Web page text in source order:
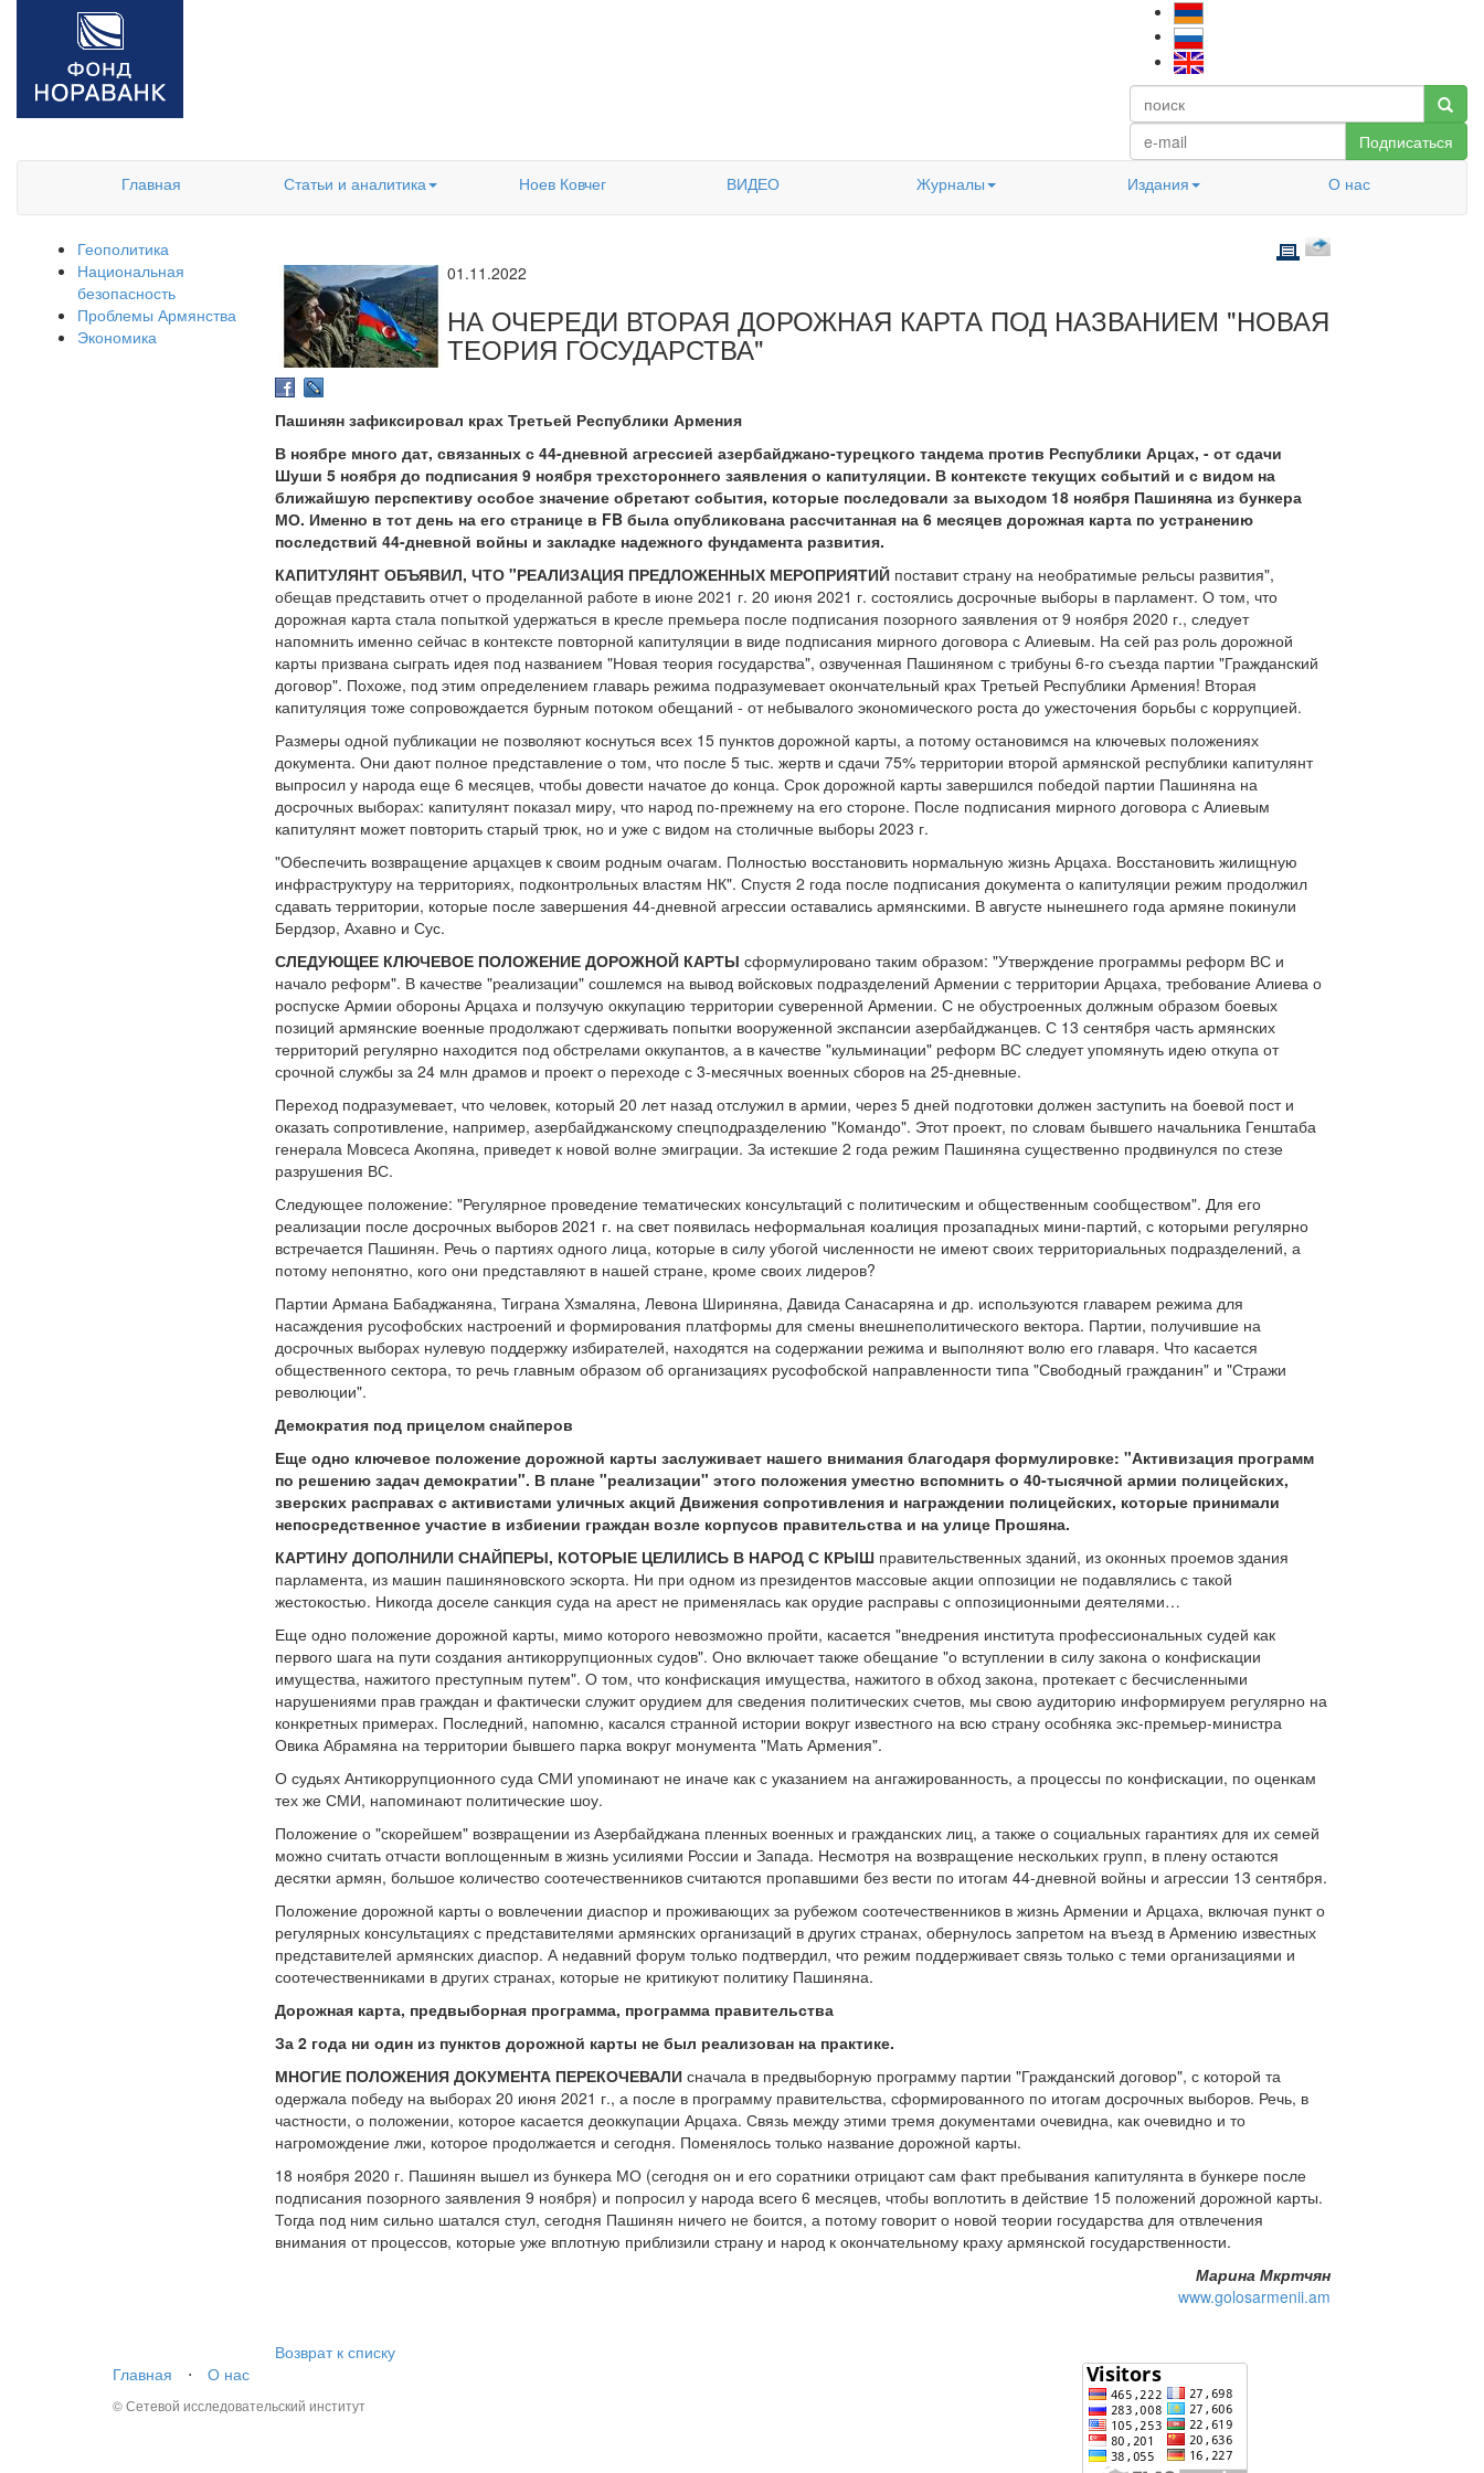
Подписаться
Главная
Статьи и аналитика Ноев Ковчег ВИДЕО Журналы Издания О нас
Геополитика
Национальная
безопасность
Проблемы Армянства
Экономика
01.11.2022
НА ОЧЕРЕДИ ВТОРАЯ ДОРОЖНАЯ КАРТА ПОД НАЗВАНИЕМ "НОВАЯ
ТЕОРИЯ ГОСУДАРСТВА"
Пашинян зафиксировал крах Третьей Республики Армения
В ноябре много дат, связанных с 44-дневной агрессией азербайджано-турецкого тандема против Республики Арцах, - от сдачи
Шуши 5 ноября до подписания 9 ноября трехстороннего заявления о капитуляции. В контексте текущих событий и с видом на
ближайшую перспективу особое значение обретают события, которые последовали за выходом 18 ноября Пашиняна из бункера
МО. Именно в тот день на его странице в FB была опубликована рассчитанная на 6 месяцев дорожная карта по устранению
последствий 44-дневной войны и закладке надежного фундамента развития.
КАПИТУЛЯНТ ОБЪЯВИЛ, ЧТО "РЕАЛИЗАЦИЯ ПРЕДЛОЖЕННЫХ МЕРОПРИЯТИЙ поставит страну на необратимые рельсы развития",
обещав представить отчет о проделанной работе в июне 2021 г. 20 июня 2021 г. состоялись досрочные выборы в парламент. О том, что
дорожная карта стала попыткой удержаться в кресле премьера после подписания позорного заявления от 9 ноября 2020 г., следует
напомнить именно сейчас в контексте повторной капитуляции в виде подписания мирного договора с Алиевым. На сей раз роль дорожной
карты призвана сыграть идея под названием "Новая теория государства", озвученная Пашиняном с трибуны 6-го съезда партии "Гражданский
договор". Похоже, под этим определением главарь режима подразумевает окончательный крах Третьей Республики Армения! Вторая
капитуляция тоже сопровождается бурным потоком обещаний - от небывалого экономического роста до ужесточения борьбы с коррупцией.
Размеры одной публикации не позволяют коснуться всех 15 пунктов дорожной карты, а потому остановимся на ключевых положениях
документа. Они дают полное представление о том, что после 5 тыс. жертв и сдачи 75% территории второй армянской республики капитулянт
выпросил у народа еще 6 месяцев, чтобы довести начатое до конца. Срок дорожной карты завершился победой партии Пашиняна на
досрочных выборах: капитулянт показал миру, что народ по-прежнему на его стороне. После подписания мирного договора с Алиевым
капитулянт может повторить старый трюк, но и уже с видом на столичные выборы 2023 г.
"Обеспечить возвращение арцахцев к своим родным очагам. Полностью восстановить нормальную жизнь Арцаха. Восстановить жилищную
инфраструктуру на территориях, подконтрольных властям НК". Спустя 2 года после подписания документа о капитуляции режим продолжил
сдавать территории, которые после завершения 44-дневной агрессии оставались армянскими. В августе нынешнего года армяне покинули
Бердзор, Ахавно и Сус.
СЛЕДУЮЩЕЕ КЛЮЧЕВОЕ ПОЛОЖЕНИЕ ДОРОЖНОЙ КАРТЫ сформулировано таким образом: "Утверждение программы реформ ВС и
начало реформ". В качестве "реализации" сошлемся на вывод войсковых подразделений Армении с территории Арцаха, требование Алиева о
роспуске Армии обороны Арцаха и ползучую оккупацию территории суверенной Армении. С не обустроенных должным образом боевых
позиций армянские военные продолжают сдерживать попытки вооруженной экспансии азербайджанцев. С 13 сентября часть армянских
территорий регулярно находится под обстрелами оккупантов, а в качестве "кульминации" реформ ВС следует упомянуть идею откупа от
срочной службы за 24 млн драмов и проект о переходе с 3-месячных военных сборов на 25-дневные.
Переход подразумевает, что человек, который 20 лет назад отслужил в армии, через 5 дней подготовки должен заступить на боевой пост и
оказать сопротивление, например, азербайджанскому спецподразделению "Командо". Этот проект, по словам бывшего начальника Генштаба
генерала Мовсеса Акопяна, приведет к новой волне эмиграции. За истекшие 2 года режим Пашиняна существенно продвинулся по стезе
разрушения ВС.
Следующее положение: "Регулярное проведение тематических консультаций с политическим и общественным сообществом". Для его
реализации после досрочных выборов 2021 г. на свет появилась неформальная коалиция прозападных мини-партий, с которыми регулярно
встречается Пашинян. Речь о партиях одного лица, которые в силу убогой численности не имеют своих территориальных подразделений, а
потому непонятно, кого они представляют в нашей стране, кроме своих лидеров?
Партии Армана Бабаджаняна, Тиграна Хзмаляна, Левона Шириняна, Давида Санасаряна и др. используются главарем режима для
насаждения русофобских настроений и формирования платформы для смены внешнеполитического вектора. Партии, получившие на
досрочных выборах нулевую поддержку избирателей, находятся на содержании режима и выполняют волю его главаря. Что касается
общественного сектора, то речь главным образом об организациях русофобской направленности типа "Свободный гражданин" и "Стражи
революции".
Демократия под прицелом снайперов
Еще одно ключевое положение дорожной карты заслуживает нашего внимания благодаря формулировке: "Активизация программ
по решению задач демократии". В плане "реализации" этого положения уместно вспомнить о 40-тысячной армии полицейских,
зверских расправах с активистами уличных акций Движения сопротивления и награждении полицейских, которые принимали
непосредственное участие в избиении граждан возле корпусов правительства и на улице Прошяна.
КАРТИНУ ДОПОЛНИЛИ СНАЙПЕРЫ, КОТОРЫЕ ЦЕЛИЛИСЬ В НАРОД С КРЫШ правительственных зданий, из оконных проемов здания
парламента, из машин пашиняновского эскорта. Ни при одном из президентов массовые акции оппозиции не подавлялись с такой
жестокостью. Никогда доселе санкция суда на арест не применялась как орудие расправы с оппозиционными деятелями…
Еще одно положение дорожной карты, мимо которого невозможно пройти, касается "внедрения института профессиональных судей как
первого шага на пути создания антикоррупционных судов". Оно включает также обещание "о вступлении в силу закона о конфискации
имущества, нажитого преступным путем". О том, что конфискация имущества, нажитого в обход закона, протекает с бесчисленными
нарушениями прав граждан и фактически служит орудием для сведения политических счетов, мы свою аудиторию информируем регулярно на
конкретных примерах. Последний, напомню, касался странной истории вокруг известного на всю страну особняка экс-премьер-министра
Овика Абрамяна на территории бывшего парка вокруг монумента "Мать Армения".
О судьях Антикоррупционного суда СМИ упоминают не иначе как с указанием на ангажированность, а процессы по конфискации, по оценкам
тех же СМИ, напоминают политические шоу.
Положение о "скорейшем" возвращении из Азербайджана пленных военных и гражданских лиц, а также о социальных гарантиях для их семей
можно считать отчасти воплощенным в жизнь усилиями России и Запада. Несмотря на возвращение нескольких групп, в плену остаются
десятки армян, большое количество соотечественников считаются пропавшими без вести по итогам 44-дневной войны и агрессии 13 сентября.
Положение дорожной карты о вовлечении диаспор и проживающих за рубежом соотечественников в жизнь Армении и Арцаха, включая пункт о
регулярных консультациях с представителями армянских организаций в других странах, обернулось запретом на въезд в Армению известных
представителей армянских диаспор. А недавний форум только подтвердил, что режим поддерживает связь только с теми организациями и
соотечественниками в других странах, которые не критикуют политику Пашиняна.
Дорожная карта, предвыборная программа, программа правительства
За 2 года ни один из пунктов дорожной карты не был реализован на практике.
МНОГИЕ ПОЛОЖЕНИЯ ДОКУМЕНТА ПЕРЕКОЧЕВАЛИ сначала в предвыборную программу партии "Гражданский договор", с которой та
одержала победу на выборах 20 июня 2021 г., а после в программу правительства, сформированного по итогам досрочных выборов. Речь, в
частности, о положении, которое касается деоккупации Арцаха. Связь между этими тремя документами очевидна, как очевидно и то
нагромождение лжи, которое продолжается и сегодня. Поменялось только название дорожной карты.
18 ноября 2020 г. Пашинян вышел из бункера МО (сегодня он и его соратники отрицают сам факт пребывания капитулянта в бункере после
подписания позорного заявления 9 ноября) и попросил у народа всего 6 месяцев, чтобы воплотить в действие 15 положений дорожной карты.
Тогда под ним сильно шатался стул, сегодня Пашинян ничего не боится, а потому говорит о новой теории государства для отвлечения
внимания от процессов, которые уже вплотную приблизили страну и народ к окончательному краху армянской государственности.
Марина Мкртчян
www.golosarmenii.am
Возврат к списку
Главная
⋅ О нас
© Сетевой исследовательский институт